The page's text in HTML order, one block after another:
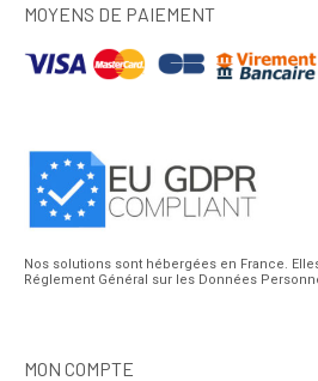
MOYENS DE PAIEMENT
Nos solutions sont hébergées en France.
Réglement Général sur les Données
MON COMPTE